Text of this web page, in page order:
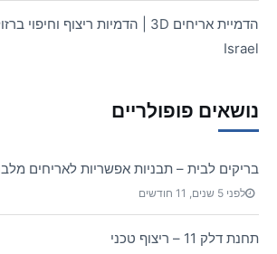
Israel
נושאים פופולריים
בריקים לבית – תבניות אפשריות לאריחים
לפני 5 שנים, 11 חודשים
תחנת דלק 11 – ריצוף טכני